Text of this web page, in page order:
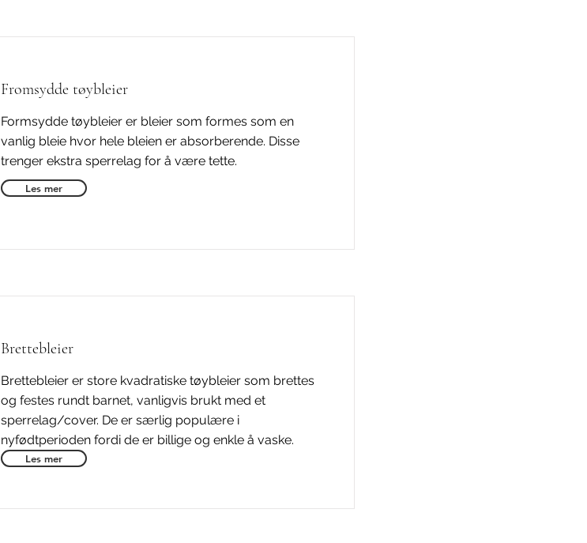
Fromsydde tøybleier
Formsydde tøybleier er bleier som formes som en
vanlig bleie hvor hele bleien er absorberende. Disse
trenger ekstra sperrelag for å være tette.
Les mer
Brettebleier
Brettebleier er store kvadratiske tøybleier som brettes
og festes rundt barnet, vanligvis brukt med et
sperrelag/cover. De er særlig populære i
nyfødtperioden fordi de er billige og enkle å vaske.
Les mer